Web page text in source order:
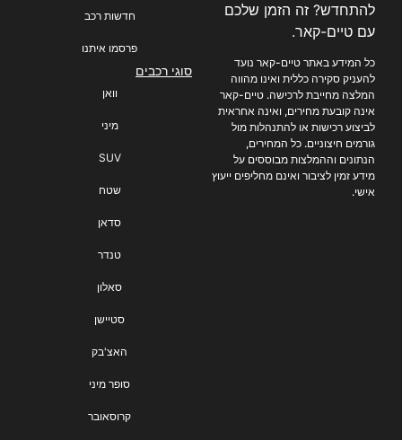
חדשות רכב
פרסמו איתנו
סוגי רכבים
וואן
מיני
SUV
שטח
סדאן
טנדר
סאלון
סטיישן
האצ'בק
סופר מיני
קרוסאובר
להתחדש? זה הזמן שלכם
עם טיים-קאר.
כל המידע באתר טיים-קאר נועד
להעניק סקירה כללית ואינו מהווה
המלצה מחייבת לרכישה. טיים-קאר
אינה קובעת מחירים, ואינה אחראית
לביצוע רכישות או להתנהלות מול
גורמים חיצוניים. כל המחירים,
הנתונים וההמלצות מבוססים על
מידע זמין לציבור ואינם מחליפים ייעוץ
אישי.